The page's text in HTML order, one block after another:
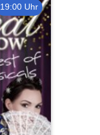
19:00 Uhr